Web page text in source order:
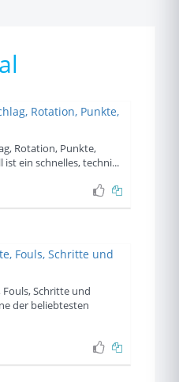
Rotation, Punkte,
Rotation, Punkte,
ein schnelles, techni...
Fouls, Schritte und
Schritte und
der beliebtesten